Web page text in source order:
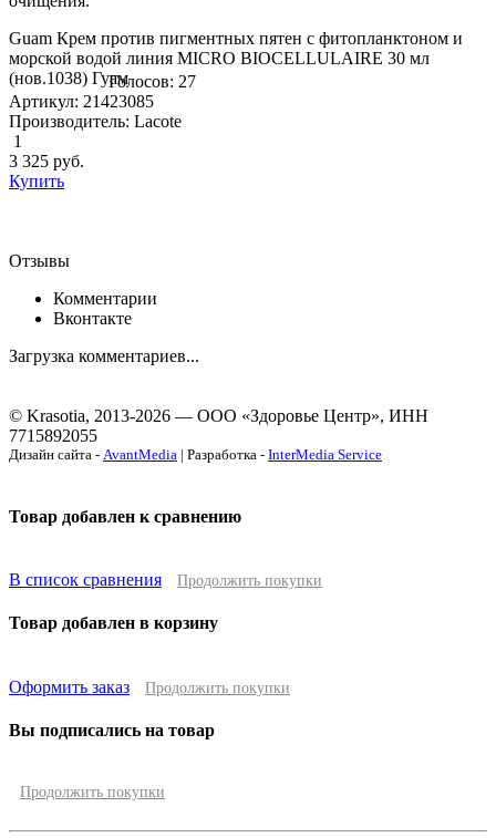
Guam Крем против пигментных пятен с фитопланктоном и
морской водой линия MICRO BIOCELLULAIRE 30 мл
(нов.1038) ГуамГолосов: 27
Артикул: 21423085
Производитель: Lacote
1
3 325 руб.
Купить
Отзывы
Комментарии
Вконтакте
Загрузка комментариев...
© Krasotia, 2013-2026 — ООО «Здоровье Центр», ИНН
7715892055
Дизайн сайта - AvantMedia | Разработка - InterMedia Service
Товар добавлен к сравнению
В список сравнения Продолжить покупки
Товар добавлен в корзину
Оформить заказ Продолжить покупки
Вы подписались на товар
Продолжить покупки